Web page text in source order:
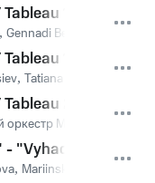
1 - "Goj, ty,
, Gennadi Bezzubenkov
1 - "V
, Tatiana Filimonova
2 - "Oj ty,
Мариинского
- "Vyhadite, vy, is
, Mariinsky Chorus